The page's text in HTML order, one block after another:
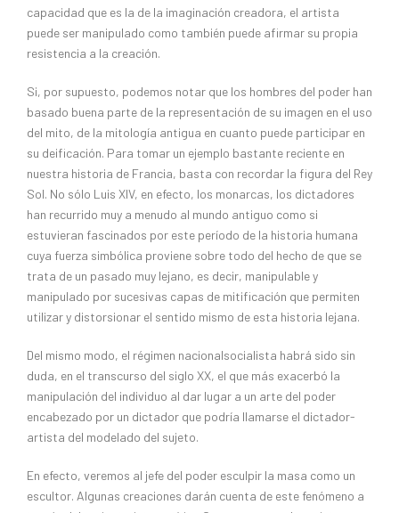
capacidad que es la de la imaginación creadora, el artista
puede ser manipulado como también puede afirmar su propia
resistencia a la creación.
Si, por supuesto, podemos notar que los hombres del poder han
basado buena parte de la representación de su imagen en el uso
del mito, de la mitología antigua en cuanto puede participar en
su deificación. Para tomar un ejemplo bastante reciente en
nuestra historia de Francia, basta con recordar la figura del Rey
Sol. No sólo Luis XIV, en efecto, los monarcas, los dictadores
han recurrido muy a menudo al mundo antiguo como si
estuvieran fascinados por este período de la historia humana
cuya fuerza simbólica proviene sobre todo del hecho de que se
trata de un pasado muy lejano, es decir, manipulable y
manipulado por sucesivas capas de mitificación que permiten
utilizar y distorsionar el sentido mismo de esta historia lejana.
Del mismo modo, el régimen nacionalsocialista habrá sido sin
duda, en el transcurso del siglo XX, el que más exacerbó la
manipulación del individuo al dar lugar a un arte del poder
encabezado por un dictador que podría llamarse el dictador-
artista del modelado del sujeto.
En efecto, veremos al jefe del poder esculpir la masa como un
escultor. Algunas creaciones darán cuenta de este fenómeno a